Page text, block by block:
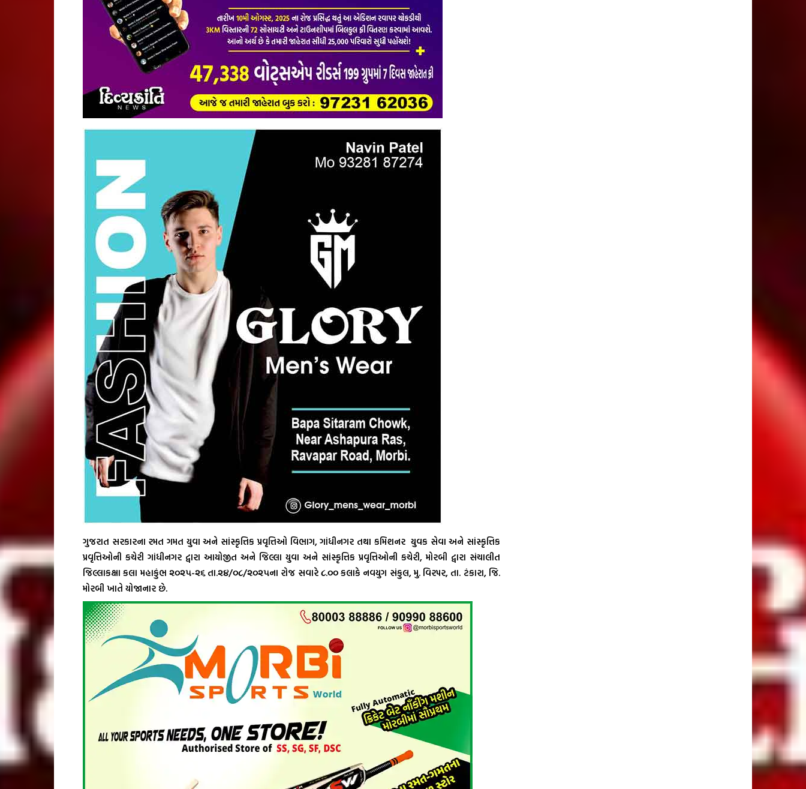
ગુજરાત સરકારના રમત ગમત યુવા અને સાંસ્કૃત્તિક પ્રવૃત્તિઓ વિભાગ, ગાંધીનગર તથા કમિશનર યુવક સેવા અને સાંસ્કૃત્તિક
પ્રવૃત્તિઓની કચેરી ગાંધીનગર દ્વારા આયોજીત અને જિલ્લા યુવા અને સાંસ્કૃત્તિક પ્રવૃત્તિઓની કચેરી, મોરબી દ્વારા સંચાલીત
જિલ્લાકક્ષા કલા મહાકુંભ ૨૦૨૫-૨૬ તા.૨૪/૦૮/૨૦૨૫ના રોજ સવારે ૮.૦૦ કલાકે નવયુગ સંકુલ, મુ. વિરપર, તા. ટંકારા, જિ.
મોરબી ખાતે યોજાનાર છે.